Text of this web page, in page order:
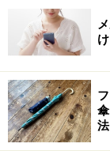
7．メルカ
8．ヤフオ
買取サー
買取サービスを